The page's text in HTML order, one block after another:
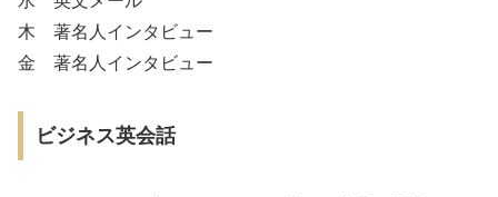
木 著名人インタビュー
金 著名人インタビュー
ビジネス英会話